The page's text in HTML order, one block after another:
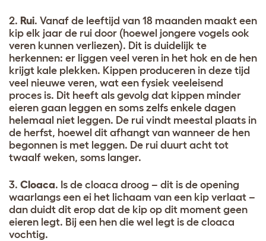
2. Rui. Vanaf de leeftijd van 18 maanden maakt een
kip elk jaar de rui door (hoewel jongere vogels ook
veren kunnen verliezen). Dit is duidelijk te
herkennen: er liggen veel veren in het hok en de hen
krijgt kale plekken. Kippen produceren in deze tijd
veel nieuwe veren, wat een fysiek veeleisend
proces is. Dit heeft als gevolg dat kippen minder
eieren gaan leggen en soms zelfs enkele dagen
helemaal niet leggen. De rui vindt meestal plaats in
de herfst, hoewel dit afhangt van wanneer de hen
begonnen is met leggen. De rui duurt acht tot
twaalf weken, soms langer.
3. Cloaca. Is de cloaca droog – dit is de opening
waarlangs een ei het lichaam van een kip verlaat –
dan duidt dit erop dat de kip op dit moment geen
eieren legt. Bij een hen die wel legt is de cloaca
vochtig.